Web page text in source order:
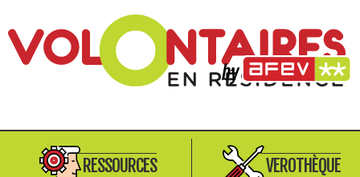
RESSOURCES VEROTHÈQUE